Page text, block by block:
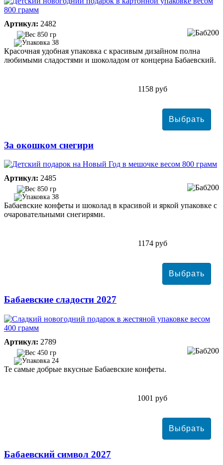
Артикул: 2482
850 гр
38
Красочная удобная упаковка с красивым дизайном полна
любимыми сладостями и шоколадом от концерна Бабаевский.
1158 руб
За окошком снегири
Артикул: 2485
850 гр
38
Бабаевские конфеты и шоколад в красивой и яркой упаковке с
очаровательными снегирями.
1174 руб
Бабаевские сладости 2027
Артикул: 2789
450 гр
24
Те самые добрые вкусные Бабаевские конфеты.
1001 руб
Бабаевский символ 2027